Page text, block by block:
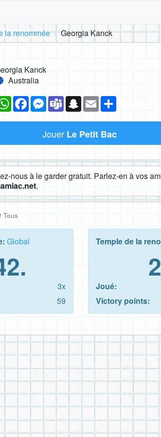
la renommée Georgia Kanck
Kanck
Australia
WhatsAppFacebookMessenger
TeamsSnapchat
Email
Jouer Le Petit Bac
nous à le garder gratuit. Parlez-en à vos
.
Tous
Global
3x
59
Temple de la
Joué:
Victory points: